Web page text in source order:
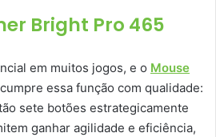
Bright Pro 465
em muitos jogos, e o Mouse
cumpre essa função com qualidade:
sete botões estrategicamente
ganhar agilidade e eficiência,